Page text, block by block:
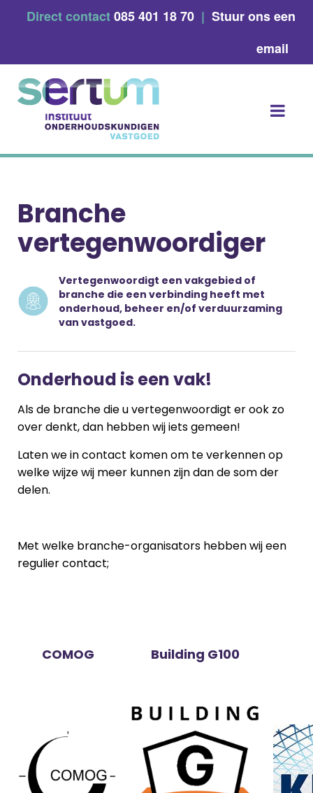
Direct contact085 401 18 70 | Stuur ons een
email
Branche
vertegenwoordiger
Vertegenwoordigt een vakgebied of
branche die een verbinding heeft met
onderhoud, beheer en/of verduurzaming
van vastgoed.
Onderhoud is een vak!
Als de branche die u vertegenwoordigt er ook zo
over denkt, dan hebben wij iets gemeen!
Laten we in contact komen om te verkennen op
welke wijze wij meer kunnen zijn dan de som der
delen.
Met welke branche-organisators hebben wij een
regulier contact;
COMOG Building G100